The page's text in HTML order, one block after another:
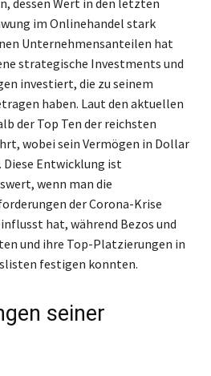
dessen Wert in den letzten
im Onlinehandel stark
Unternehmensanteilen hat
strategische Investments und
investiert, die zu seinem
haben. Laut den aktuellen
der Top Ten der reichsten
wobei sein Vermögen in Dollar
Entwicklung ist
wenn man die
der Corona-Krise
hat, während Bezos und
und ihre Top-Platzierungen in
festigen konnten.
seiner